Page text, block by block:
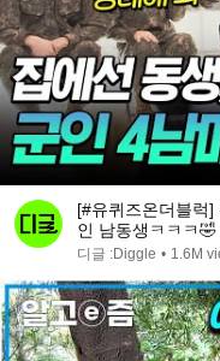
[#유퀴즈온더블럭
인 남동생ㅋㅋㅋ
매 케미✨
디글 :Diggle • 1.6M